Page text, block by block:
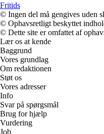
Fritids
© Ingen del må gengives uden
© Ophavsretligt beskyttet
© Dette site er omfattet af
Lær os at kende
Baggrund
Vores grundlag
Om redaktionen
Støt os
Vores adresser
Info
Svar på spørgsmål
Brug for hjælp
Vurdering
Job